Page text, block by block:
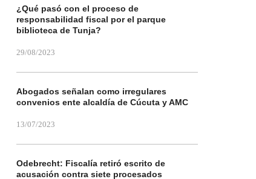
¿Qué pasó con el proceso de
responsabilidad fiscal por el parque
biblioteca de Tunja?
29/08/2023
Abogados señalan como irregulares
convenios ente alcaldía de Cúcuta y AMC
13/07/2023
Odebrecht: Fiscalía retiró escrito de
acusación contra siete procesados